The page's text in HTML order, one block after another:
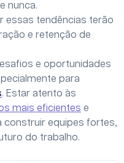
nunca.
essas tendências terão
e retenção de
e oportunidades
para
. Estar atento às
mais eficientes e
construir equipes fortes,
do trabalho.